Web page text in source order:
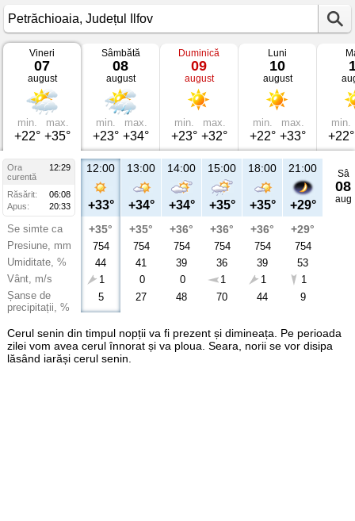
Vremea
Petrăchioaia
Județul
Ilfov
Vineri
07
august
min.
+22°
max.
+35°
Sâmbătă
08
august
min.
+23°
max.
+34°
Duminică
09
august
min.
+23°
max.
+32°
Luni
10
august
min.
+22°
max.
+33°
min.
+22°
Ora
12:29
curentă
Răsărit:
06:08
Apus:
20:33
Se simte ca
Presiune, mm
Umiditate, %
Vânt, m/s
Șanse de
precipitații, %
12:00
+33°
+35°
754
44
1
5
13:00
+34°
+35°
754
41
0
27
14:00
+34°
+36°
754
39
0
48
15:00
+35°
+36°
754
36
1
70
18:00
+35°
+36°
754
39
1
44
21:00
+29°
+29°
754
53
1
9
Sâ
08
aug
Cerul senin din timpul nopții va fi prezent și dimineața. Pe perioada
zilei vom avea cerul înnorat și va ploua. Seara, norii se vor disipa
lăsând iarăși cerul senin.